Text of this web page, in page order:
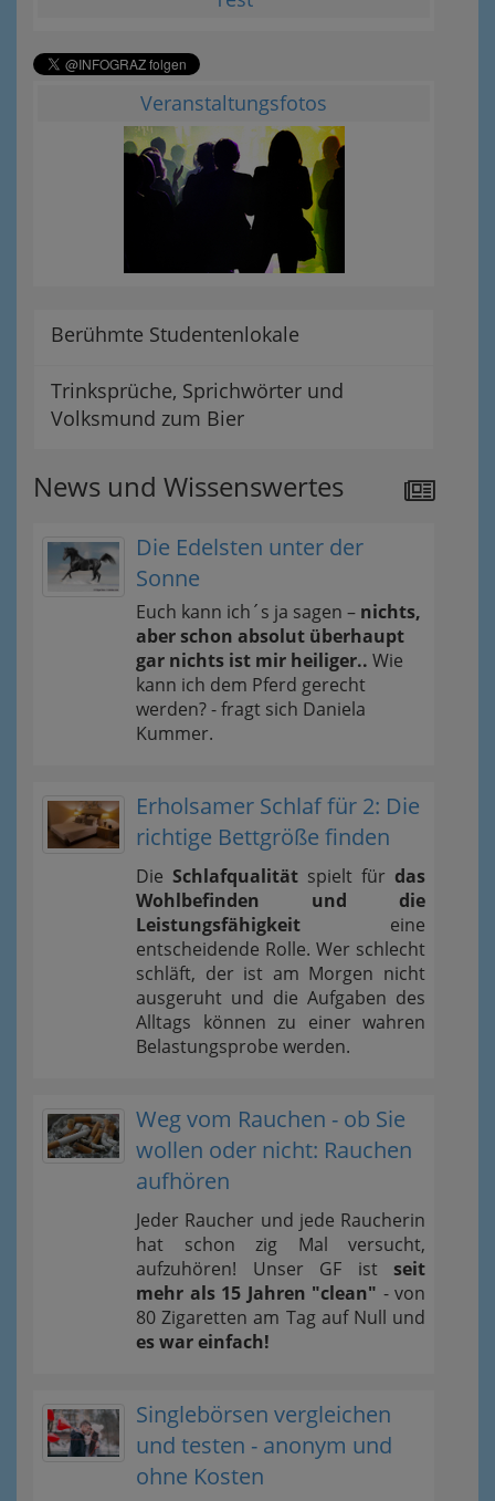
Veranstaltungsfotos
Berühmte Studentenlokale
Trinksprüche, Sprichwörter und
Volksmund zum Bier
News und Wissenswertes
Die Edelsten unter der
Sonne
Euch kann ich´s ja sagen – nichts,
aber schon absolut überhaupt
gar nichts ist mir heiliger.. Wie
kann ich dem Pferd gerecht
werden? - fragt sich Daniela
Kummer.
Erholsamer Schlaf für 2: Die
richtige Bettgröße finden
Die Schlafqualität spielt für das
Wohlbefinden und die
Leistungsfähigkeit eine
entscheidende Rolle. Wer schlecht
schläft, der ist am Morgen nicht
ausgeruht und die Aufgaben des
Alltags können zu einer wahren
Belastungsprobe werden.
Weg vom Rauchen - ob Sie
wollen oder nicht: Rauchen
aufhören
Jeder Raucher und jede Raucherin
hat schon zig Mal versucht,
aufzuhören! Unser GF ist seit
mehr als 15 Jahren "clean" - von
80 Zigaretten am Tag auf Null und
es war einfach!
Singlebörsen vergleichen
und testen - anonym und
ohne Kosten